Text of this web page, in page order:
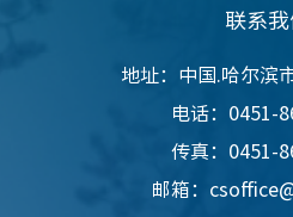
联系
地址：中国.哈尔滨
电话：0451-
传真：0451-
邮箱：